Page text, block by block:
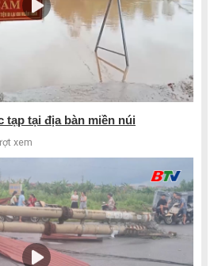
tạp tại địa bàn miền núi
xem